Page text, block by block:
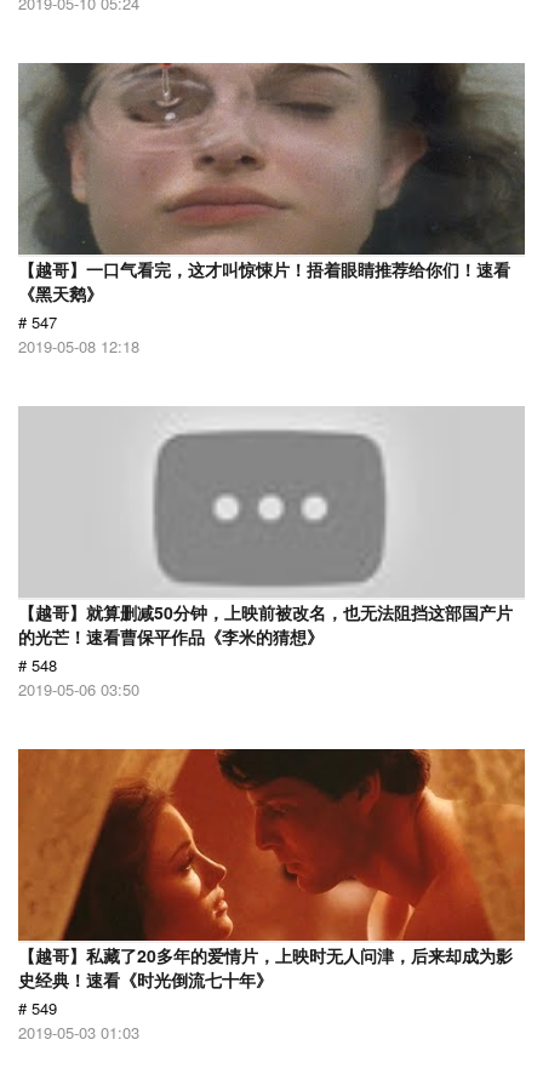
【越哥】一口气看完，这才叫惊悚片！捂着眼睛推荐给你们！速看
《黑天鹅》
# 547
2019-05-08 12:18
【越哥】就算删减50分钟，上映前被改名，也无法阻挡这部国产片
的光芒！速看曹保平作品《李米的猜想》
# 548
2019-05-06 03:50
【越哥】私藏了20多年的爱情片，上映时无人问津，后来却成为影
史经典！速看《时光倒流七十年》
# 549
2019-05-03 01:03